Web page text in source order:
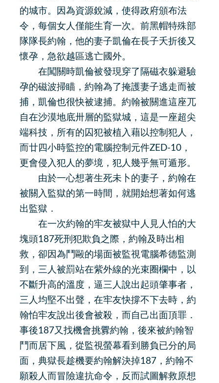
的城市。因為資源銳減，使得政府頒布法
令，每個女人僅能生育一次。前黑帽特殊部
隊隊長約翰，他的妻子凱倫在長子夭折後又
懷孕，急欲越區逃亡國外。
在闖關時凱倫被發現穿了隔磁衣躲避驗
孕的磁波掃瞄，約翰為了掩護妻子逃走而被
捕，凱倫也很快被逮捕。約翰被關進這座兀
自在沙漠地底卅層的監獄城，這是一座超尖
端科技，所有的囚犯被植入藉以控制犯人，
而廿四小時監控的電腦控制元件ZED-10，
更會侵入犯人的夢境，犯人幾乎無可遁形。
由於一心想著生死未卜的妻子，約翰在
被關入監獄的第一時間，就開始想著如何逃
出監獄．
在一次約翰的牢友被獄中人見人怕的大
塊頭187死刑犯欺負之際，約翰及時出相
救，卻因為鬥毆的場面被監視電腦希德監測
到，三人被罰站在紫外線的光束圈欄中，以
不斷升高的溫度，逼三人說出起頭肇事者，
三人均堅不出聲，在牢友快撐不下去時，約
翰怕牢友說出後會被殺，而自己出面頂罪．
事後187又找機會挑釁約翰，後來被約翰智
鬥而居下風，從監視螢幕看到勝負已分的局
面，典獄長趁機要約翰解決掉187，約翰不
願殺人而冒險違抗命令，反而試圖解救原想